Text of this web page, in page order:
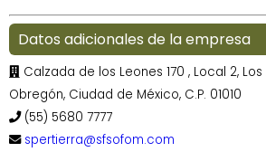
Datos adicionales de la empresa
Calzada de los Leones 170 , Local 2,
Obregón, Ciudad de México, C.P. 01010
(55) 5680 7777
spertierra@sfsofom.com